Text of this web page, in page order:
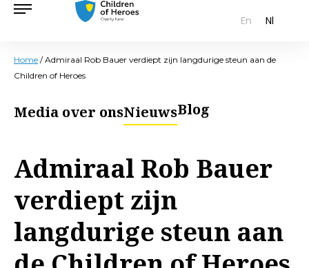
En Nl
Home /Admiraal Rob Bauer verdiept zijn langdurige steun aan de
Children of Heroes
Media over onsNieuwsBlog
Admiraal Rob Bauer
verdiept zijn
langdurige steun aan